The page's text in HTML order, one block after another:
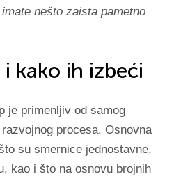
nešto zaista pametno
kako ih izbeći
je primenljiv od samog
procesa. Osnovna
su smernice jednostavne,
kao i što na osnovu brojnih